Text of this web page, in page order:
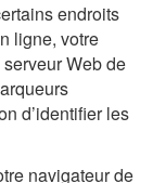
endroits
ligne, votre
Web de
d’identifier les
navigateur de